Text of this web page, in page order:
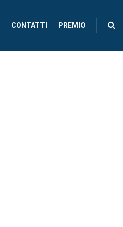
CONTATTI PREMIO